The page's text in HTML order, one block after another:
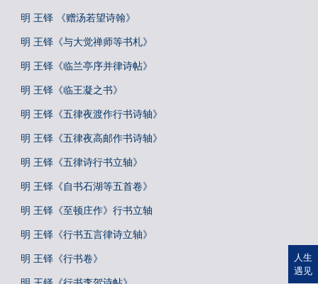
明 王铎 《赠汤若望诗翰》
明 王铎《与大觉禅师等书札》
明 王铎《临兰亭序并律诗帖》
明 王铎《临王凝之书》
明 王铎《五律夜渡作行书诗轴》
明 王铎《五律夜高邮作书诗轴》
明 王铎《五律诗行书立轴》
明 王铎《自书石湖等五首卷》
明 王铎《至顿庄作》行书立轴
明 王铎《行书五言律诗立轴》
明 王铎《行书卷》
人生
遇见